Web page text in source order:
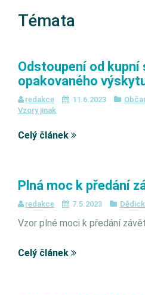
Témata
Odstoupení od kupní
opakovaného
redakce 11.6.2023
Vzory jinak
Celý článek
Plná moc k předání
redakce 7.5.2023
Vzor plné moci k předání
Celý článek